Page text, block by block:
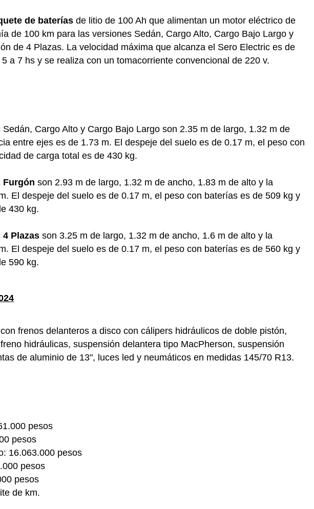
de baterías de litio de 100 Ah que alimentan un motor eléctrico de
de 100 km para las versiones Sedán, Cargo Alto, Cargo Bajo Largo y
de 4 Plazas. La velocidad máxima que alcanza el Sero Electric es de
a 7 hs y se realiza con un tomacorriente convencional de 220 v.
Sedán, Cargo Alto y Cargo Bajo Largo son 2.35 m de largo, 1.32 m de
entre ejes es de 1.73 m. El despeje del suelo es de 0.17 m, el peso con
de carga total es de 430 kg.
Furgón son 2.93 m de largo, 1.32 m de ancho, 1.83 m de alto y la
El despeje del suelo es de 0.17 m, el peso con baterías es de 509 kg y
430 kg.
Plazas son 3.25 m de largo, 1.32 m de ancho, 1.6 m de alto y la
El despeje del suelo es de 0.17 m, el peso con baterías es de 560 kg y
590 kg.
frenos delanteros a disco con cálipers hidráulicos de doble pistón,
hidráulicas, suspensión delantera tipo MacPherson, suspensión
de aluminio de 13", luces led y neumáticos en medidas 145/70 R13.
pesos
pesos
16.063.000 pesos
pesos
pesos
de km.